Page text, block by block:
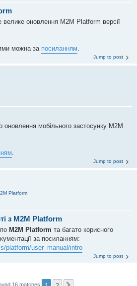
оновлення M2M Platform версії
можна за посиланням.
Jump to post
мобільного застосунку M2M
Jump to post
Platform
з M2M Platform
M2M Platform та багато корисного
за посиланням:
platform/user_manual/intro
Jump to post
16 matches